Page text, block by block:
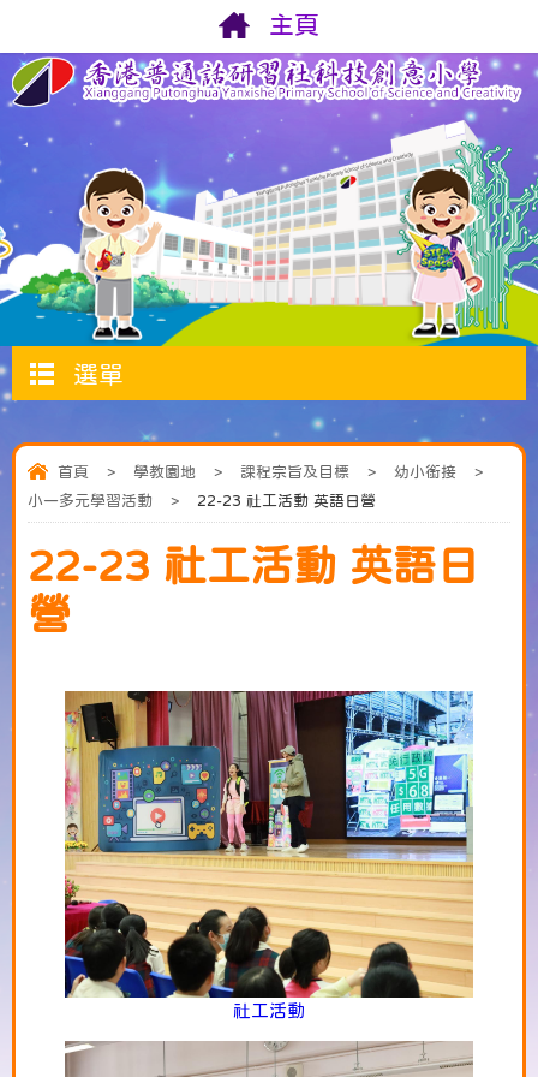
主頁
選單
首頁 > 學教園地 > 課程宗旨及目標 > 幼小銜接
>
小一多元學習活動
> 22-23 社工活動 英語日營
22-23 社工活動 英語日
營
社工活動